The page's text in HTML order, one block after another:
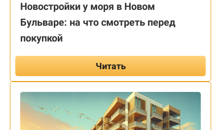
Новостройки у моря в Новом
Бульваре: на что смотреть перед
покупкой
Читать